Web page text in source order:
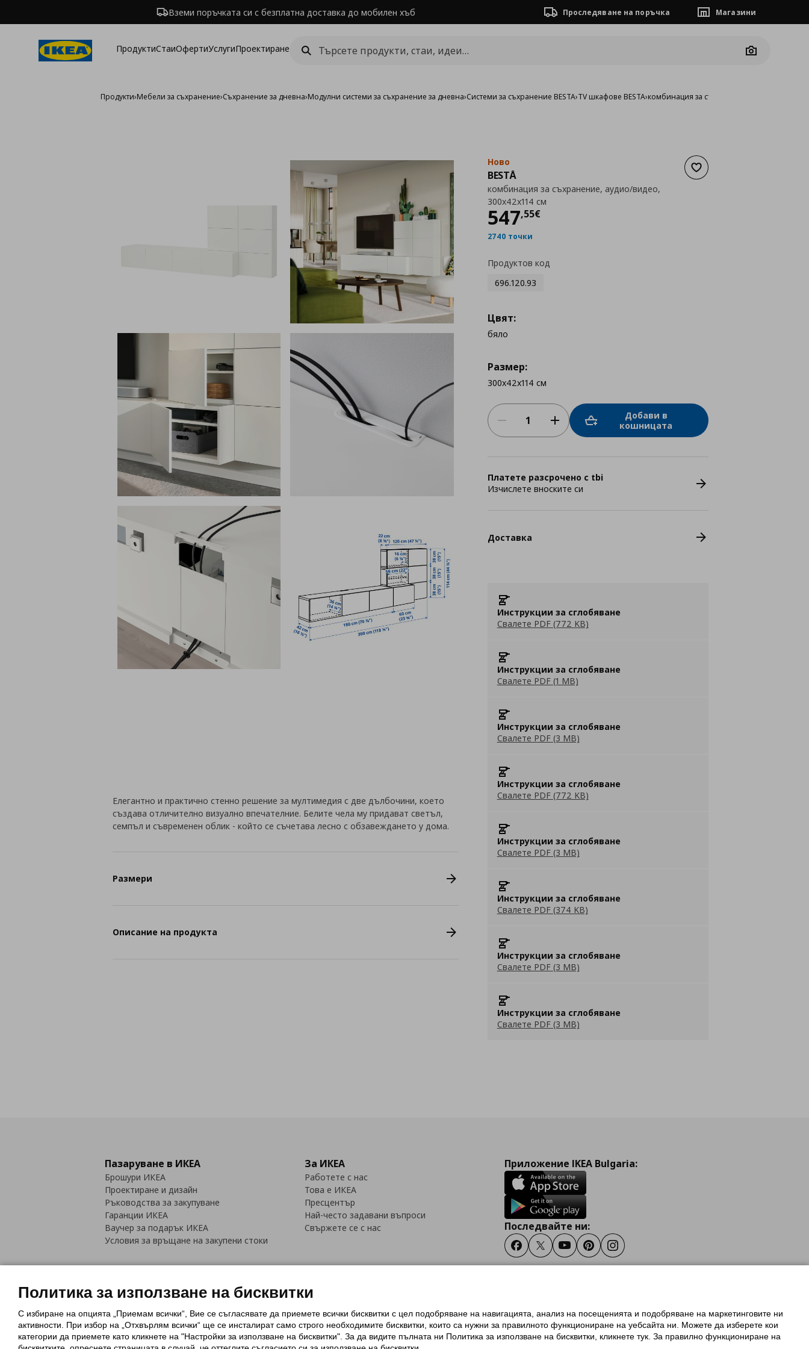
Вземи поръчката си с безплатна доставка до мобилен хъб Проследяване на поръчка Магазини
ПродуктиСтаиОфертиУслугиПроектиране
Camera
Продукти›Мебели за съхранение›Съхранение за дневна›Модулни системи за съхранение за дневна›Системи за съхранение BESTA›TV шкафове BESTA›комбинация за съхранение, аудио/видео,
Добави към списъка с
Ново
BESTÅ
комбинация за съхранение, аудио/видео,
300x42x114 см
547,55€
Цена
2740 точки
Продуктов код
696.120.93
Цвят:
бяло
Размер:
300x42x114 см
Добави в
кошницата
Платете разсрочено с tbi
Изчислете вноските си
Доставка
Инструкции за сглобяване
Свалете PDF (772 KB)
Инструкции за сглобяване
Свалете PDF (1 MB)
Инструкции за сглобяване
Свалете PDF (3 MB)
Инструкции за сглобяване
Свалете PDF (772 KB)
Инструкции за сглобяване
Свалете PDF (3 MB)
Инструкции за сглобяване
Свалете PDF (374 KB)
Инструкции за сглобяване
Свалете PDF (3 MB)
Инструкции за сглобяване
Свалете PDF (3 MB)
Елегантно и практично стенно решение за мултимедия с две дълбочини, което
създава отличително визуално впечателние. Белите чела му придават светъл,
семпъл и съвременен облик - който се съчетава лесно с обзавеждането у дома.
Размери
Описание на продукта
Пазаруване в ИКЕА
Брошури ИКЕА
Проектиране и дизайн
Ръководства за закупуване
Гаранции ИКЕА
Ваучер за подарък ИКЕА
Условия за връщане на закупени стоки
За ИКЕА
Работете с нас
Това е ИКЕА
Пресцентър
Най-често задавани въпроси
Свържете се с нас
Приложение IKEA Bulgaria:
Последвайте ни:
FacebookTwitterYoutubePinterestInstagram
Политика за използване на бисквитки (Cookies)Избор на настройки за използване на бисквиткиУсловия за ползване на ikea.bg
Обща политика за личните данни
Политика за защита на личните данни на ikea.bg
Общи условия на програма IKEA Family
Политика за защита на лични данни на програма IKEA Family
Политика за използване на бисквитки
С избиране на опцията „Приемам всички“, Вие се съгласявате да приемете всички бисквитки с цел подобряване на навигацията, анализ на посещенията и подобряване на маркетинговите ни
активности. При избор на „Отхвърлям всички“ ще се инсталират само строго необходимитe бисквитки, които са нужни за правилното функциониране на уебсайта ни. Можете да изберете кои
категории да приемете като кликнете на "Настройки за използване на бисквитки". За да видите пълната ни Политика за използване на бисквитки, кликнете тук. За правилно функциониране на